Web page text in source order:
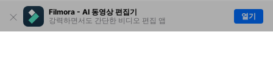
Filmora - AI 동영상 편집기
강력하면서도 간단한 비디오 편집 앱
열기